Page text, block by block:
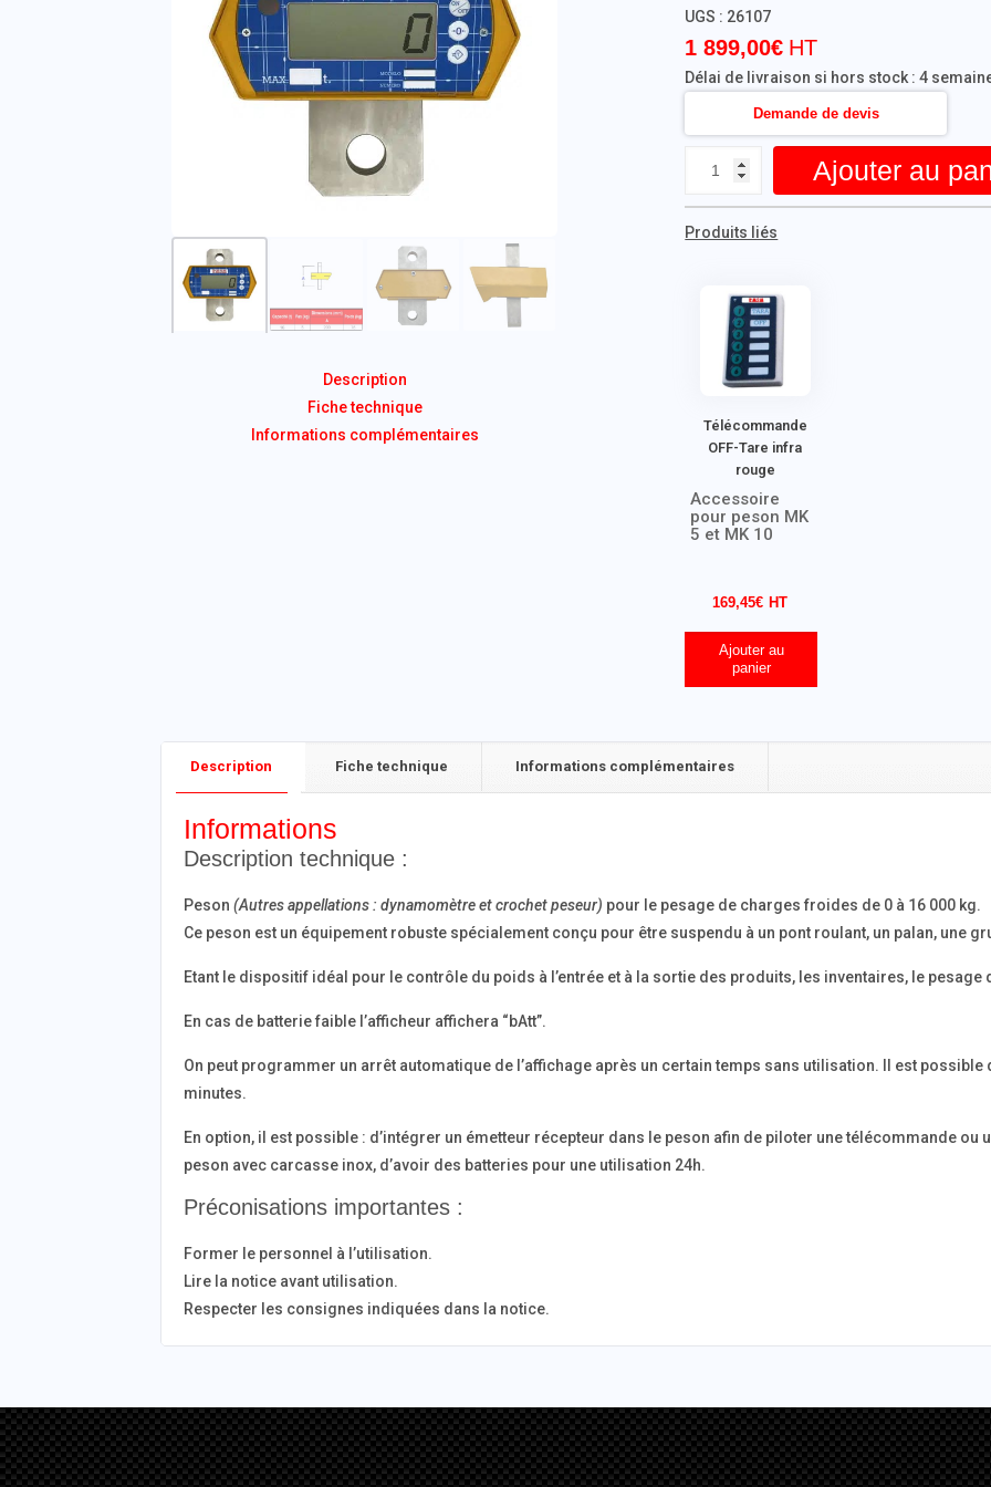
Description
Fiche technique
Informations complémentaires
1 899,00€
Délai de livraison si hors stock : 4
Ajouter au
Produits liés
Télécommande
OFF-Tare infra
rouge
Accessoire
pour peson MK
5 et MK 10
169,45€
Ajouter au
panier
Demande de devis
UGS : 26107
Description Fiche technique Informations complémentaires
Informations
Description technique :
Peson(Autres appellations : dynamomètre et crochet peseur) pour le pesage de charges froides de 0 à 16 000 kg.
Ce peson est un équipement robuste spécialement conçu pour être suspendu à un pont roulant, un palan, une
Etant le dispositif idéal pour le contrôle du poids à l’entrée et à la sortie des produits, les inventaires, le
En cas de batterie faible l’afficheur affichera “bAtt”.
On peut programmer un arrêt automatique de l’affichage après un certain temps sans utilisation. Il est possible
minutes.
En option, il est possible : d’intégrer un émetteur récepteur dans le peson afin de piloter une télécommande ou
peson avec carcasse inox, d’avoir des batteries pour une utilisation 24h.
Préconisations importantes :
Former le personnel à l’utilisation.
Lire la notice avant utilisation.
Respecter les consignes indiquées dans la notice.